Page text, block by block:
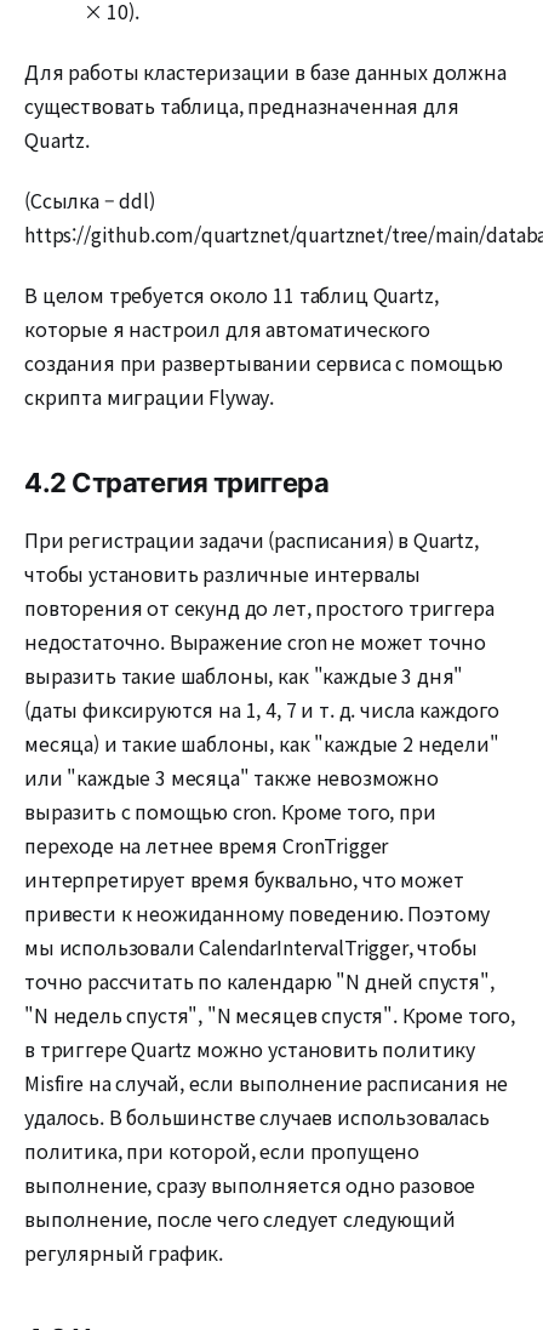
× 10).
Для работы кластеризации в базе данных должна
существовать таблица, предназначенная для
Quartz.
(Ссылка – ddl)
https://github.com/quartznet/quartznet/tree/main/
В целом требуется около 11 таблиц Quartz,
которые я настроил для автоматического
создания при развертывании сервиса с помощью
скрипта миграции Flyway.
4.2 Стратегия триггера
При регистрации задачи (расписания) в Quartz,
чтобы установить различные интервалы
повторения от секунд до лет, простого триггера
недостаточно. Выражение cron не может точно
выразить такие шаблоны, как "каждые 3 дня"
(даты фиксируются на 1, 4, 7 и т. д. числа каждого
месяца) и такие шаблоны, как "каждые 2 недели"
или "каждые 3 месяца" также невозможно
выразить с помощью cron. Кроме того, при
переходе на летнее время CronTrigger
интерпретирует время буквально, что может
привести к неожиданному поведению. Поэтому
мы использовали CalendarIntervalTrigger, чтобы
точно рассчитать по календарю "N дней спустя",
"N недель спустя", "N месяцев спустя". Кроме того,
в триггере Quartz можно установить политику
Misfire на случай, если выполнение расписания не
удалось. В большинстве случаев использовалась
политика, при которой, если пропущено
выполнение, сразу выполняется одно разовое
выполнение, после чего следует следующий
регулярный график.